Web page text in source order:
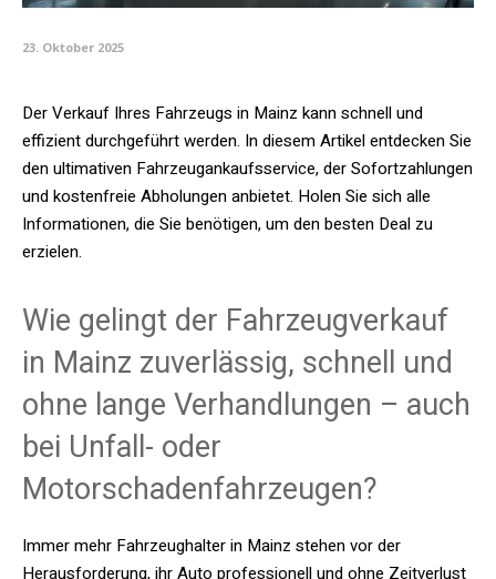
23. Oktober 2025
Der Verkauf Ihres Fahrzeugs in Mainz kann schnell und
effizient durchgeführt werden. In diesem Artikel entdecken Sie
den ultimativen Fahrzeugankaufsservice, der Sofortzahlungen
und kostenfreie Abholungen anbietet. Holen Sie sich alle
Informationen, die Sie benötigen, um den besten Deal zu
erzielen.
Wie gelingt der Fahrzeugverkauf
in Mainz zuverlässig, schnell und
ohne lange Verhandlungen – auch
bei Unfall- oder
Motorschadenfahrzeugen?
Immer mehr Fahrzeughalter in Mainz stehen vor der
Herausforderung, ihr Auto professionell und ohne Zeitverlust